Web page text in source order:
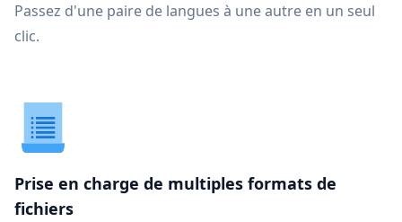
Passez d'une paire de langues à une autre en un seul
clic.
Prise en charge de multiples formats de
fichiers